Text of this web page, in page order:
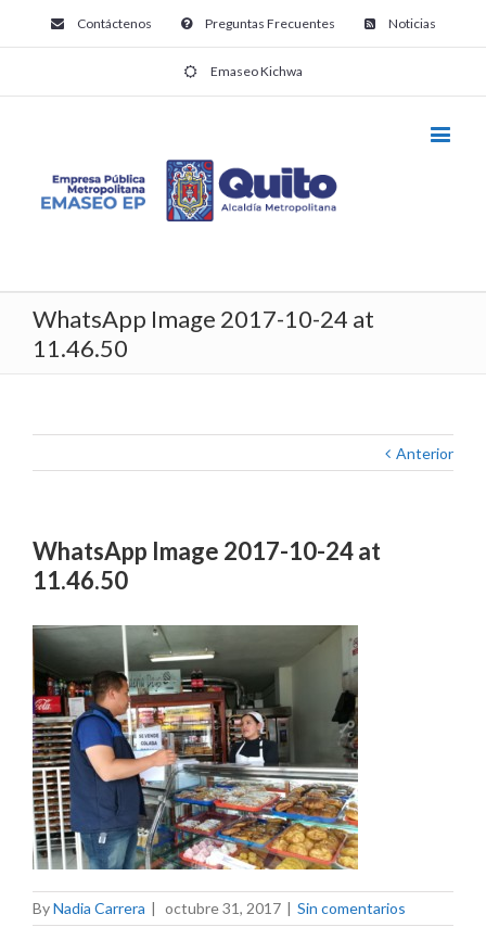
Contáctenos Preguntas Frecuentes Noticias
Emaseo Kichwa
WhatsApp Image 2017-10-24 at
11.46.50
Anterior
WhatsApp Image 2017-10-24 at
11.46.50
ByNadia Carrera | octubre 31, 2017 | Sin comentarios